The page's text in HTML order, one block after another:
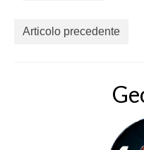
Articolo precedente